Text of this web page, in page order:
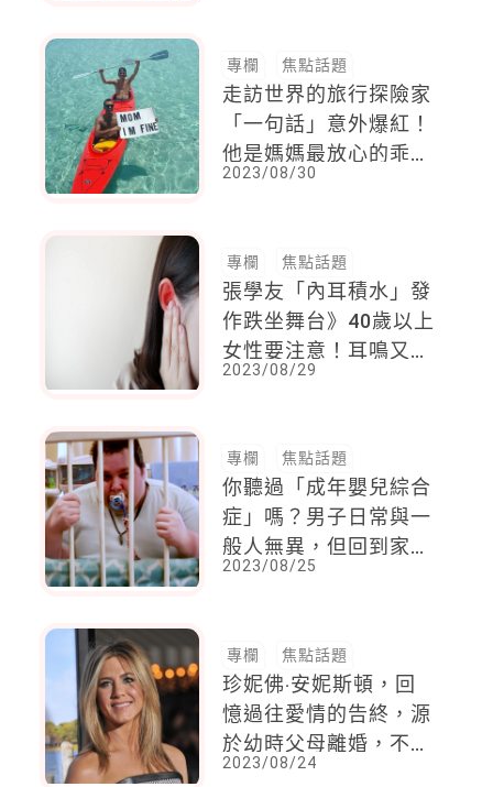
專欄 焦點話題
走訪世界的旅行探險家
「一句話」意外爆紅！
他是媽媽最放心的乖孩
子，總會第一時間跟她
2023/08/30
專欄 焦點話題
張學友「內耳積水」發
作跌坐舞台》40歲以上
女性要注意！耳鳴又眩
暈，「梅尼爾氏症」4
2023/08/29
專欄 焦點話題
你聽過「成年嬰兒綜合
症」嗎？男子日常與一
般人無異，但回到家中
就會扮演小嬰兒
2023/08/25
專欄 焦點話題
珍妮佛‧安妮斯頓，回
憶過往愛情的告終，源
於幼時父母離婚，不友
善的關係讓她不知道如
2023/08/24